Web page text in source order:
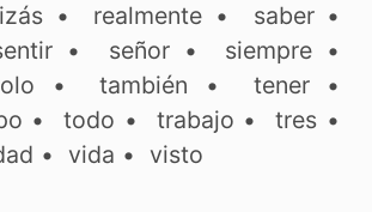
• realmente • saber•
• señor• siempre •
•también • tener•
•todo • trabajo •tres •
• vida • visto